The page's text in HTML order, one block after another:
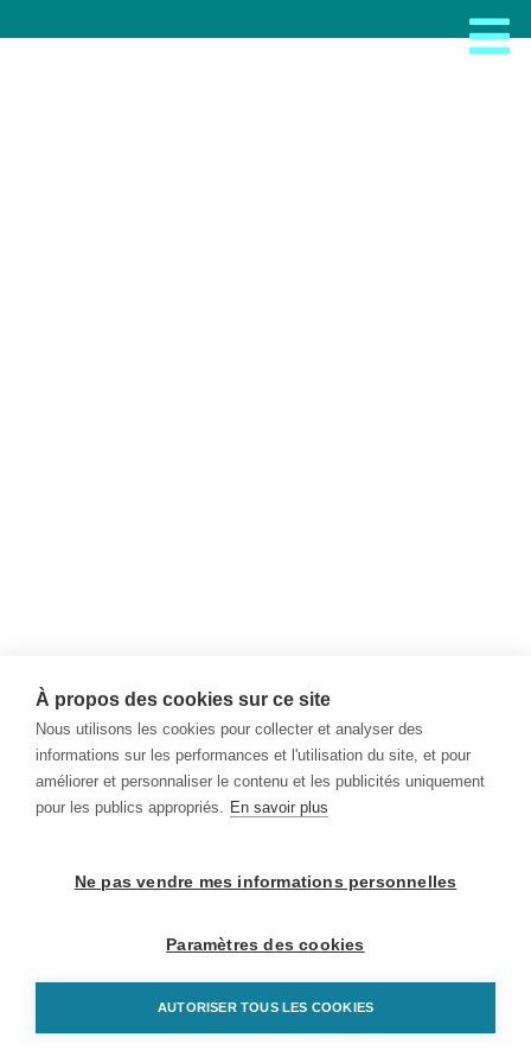
À propos des cookies sur ce site
Nous utilisons les cookies pour collecter et analyser des
informations sur les performances et l'utilisation du site, et pour
améliorer et personnaliser le contenu et les publicités uniquement
pour les publics appropriés. En savoir plus
Ne pas vendre mes informations personnelles
Paramètres des cookies
AUTORISER TOUS LES COOKIES